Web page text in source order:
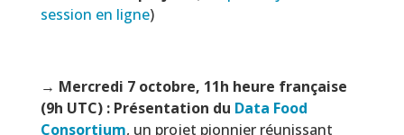
session en ligne)
→ Mercredi 7 octobre, 11h heure française
(9h UTC) : Présentation du Data Food
Consortium, un projet pionnier réunissant